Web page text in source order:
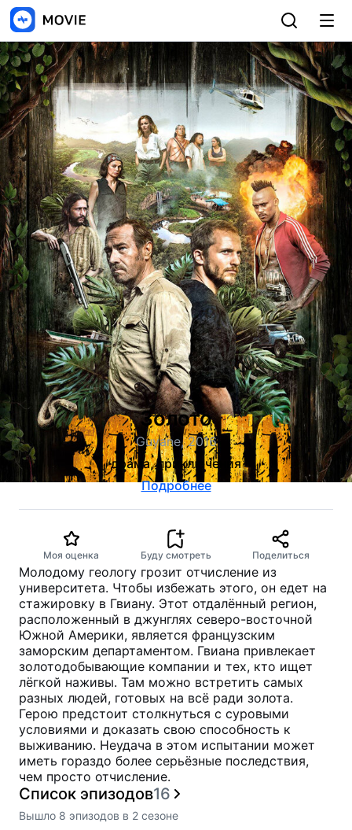
Золото
Guyane, 2016
драма, приключения
Подробнее
Моя оценка Буду смотреть Поделиться
Молодому геологу грозит отчисление из
университета. Чтобы избежать этого, он едет на
стажировку в Гвиану. Этот отдалённый регион,
расположенный в джунглях северо-восточной
Южной Америки, является французским
заморским департаментом. Гвиана привлекает
золотодобывающие компании и тех, кто ищет
лёгкой наживы. Там можно встретить самых
разных людей, готовых на всё ради золота.
Герою предстоит столкнуться с суровыми
условиями и доказать свою способность к
выживанию. Неудача в этом испытании может
иметь гораздо более серьёзные последствия,
чем просто отчисление.
Список эпизодов16
Вышло 8 эпизодов в 2 сезоне